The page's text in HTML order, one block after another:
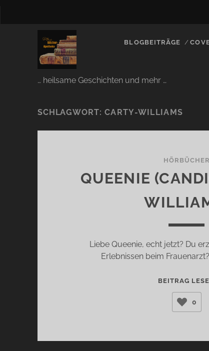
… heilsame Geschichten und mehr …
BLOGBEITRÄGE
SCHLAGWORT:CARTY-WILLIAMS
HÖRBÜCHER
QUEENIE
Liebe Queenie, echt jetzt? Du
Erlebnissen beim
BEITRAG
0